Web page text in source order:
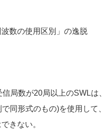
数の使用区別」の逸脱
局数が20局以上のSWLは、
同形式のもの)を使用して、
きない。